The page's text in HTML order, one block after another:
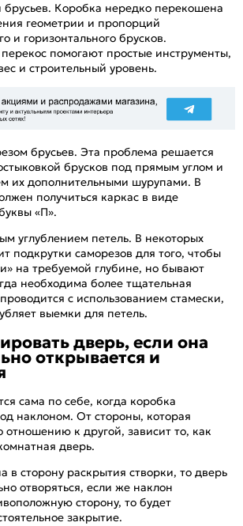
брусьев. Коробка нередко перекошена
геометрии и пропорций
и горизонтального брусков.
помогают простые инструменты,
и строительный уровень.
брусьев. Эта проблема решается
брусков под прямым углом и
их дополнительными шурупами. В
получиться каркас в виде
«П».
углублением петель. В некоторых
подкрутки саморезов для того, чтобы
на требуемой глубине, но бывают
необходима более тщательная
с использованием стамески,
выемки для петель.
дверь, если она
открывается и
сама по себе, когда коробка
наклоном. От стороны, которая
отношению к другой, зависит то, как
дверь.
в сторону раскрытия створки, то дверь
отворяться, если же наклон
сторону, то будет
закрытие.